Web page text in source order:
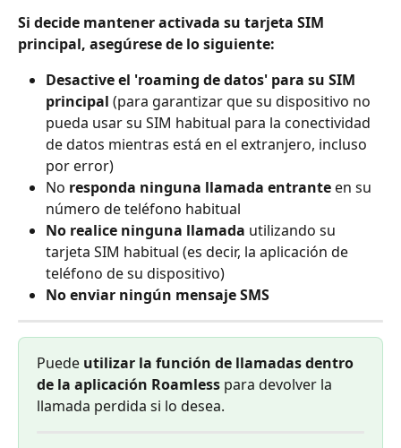
Si decide mantener activada su tarjeta SIM
principal, asegúrese de lo siguiente:
Desactive el 'roaming de datos' para su SIM
principal (para garantizar que su dispositivo no
pueda usar su SIM habitual para la conectividad
de datos mientras está en el extranjero, incluso
por error)
No responda ninguna llamada entrante en su
número de teléfono habitual
No realice ninguna llamada utilizando su
tarjeta SIM habitual (es decir, la aplicación de
teléfono de su dispositivo)
No enviar ningún mensaje SMS
Puede utilizar la función de llamadas dentro
de la aplicación Roamless para devolver la
llamada perdida si lo desea.